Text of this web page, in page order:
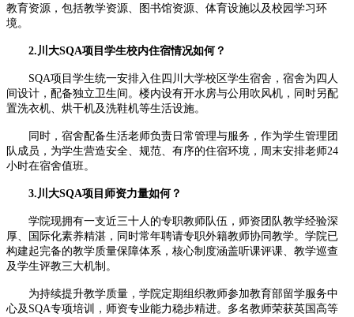
教育资源，包括教学资源、图书馆资源、体育设施以及校园学习环
境。
2.川大SQA项目学生校内住宿情况如何？
SQA项目学生统一安排入住四川大学校区学生宿舍，宿舍为四人
间设计，配备独立卫生间。楼内设有开水房与公用吹风机，同时另配
置洗衣机、烘干机及洗鞋机等生活设施。
同时，宿舍配备生活老师负责日常管理与服务，作为学生管理团
队成员，为学生营造安全、规范、有序的住宿环境，周末安排老师24
小时在宿舍值班。
3.川大SQA项目师资力量如何？
学院现拥有一支近三十人的专职教师队伍，师资团队教学经验深
厚、国际化素养精湛，同时常年聘请专职外籍教师协同教学。学院已
构建起完备的教学质量保障体系，核心制度涵盖听课评课、教学巡查
及学生评教三大机制。
为持续提升教学质量，学院定期组织教师参加教育部留学服务中
心及SQA专项培训，师资专业能力稳步精进。多名教师荣获英国高等